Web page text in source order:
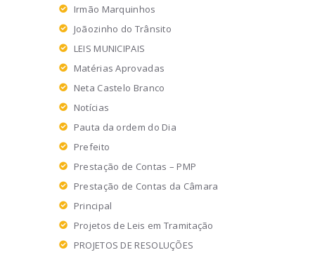
Irmão Marquinhos
Joãozinho do Trânsito
LEIS MUNICIPAIS
Matérias Aprovadas
Neta Castelo Branco
Notícias
Pauta da ordem do Dia
Prefeito
Prestação de Contas – PMP
Prestação de Contas da Câmara
Principal
Projetos de Leis em Tramitação
PROJETOS DE RESOLUÇÕES